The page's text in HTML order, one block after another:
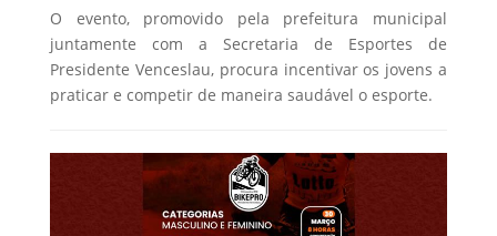
O evento, promovido pela prefeitura municipal
juntamente com a Secretaria de Esportes de
Presidente Venceslau, procura incentivar os jovens a
praticar e competir de maneira saudável o esporte.